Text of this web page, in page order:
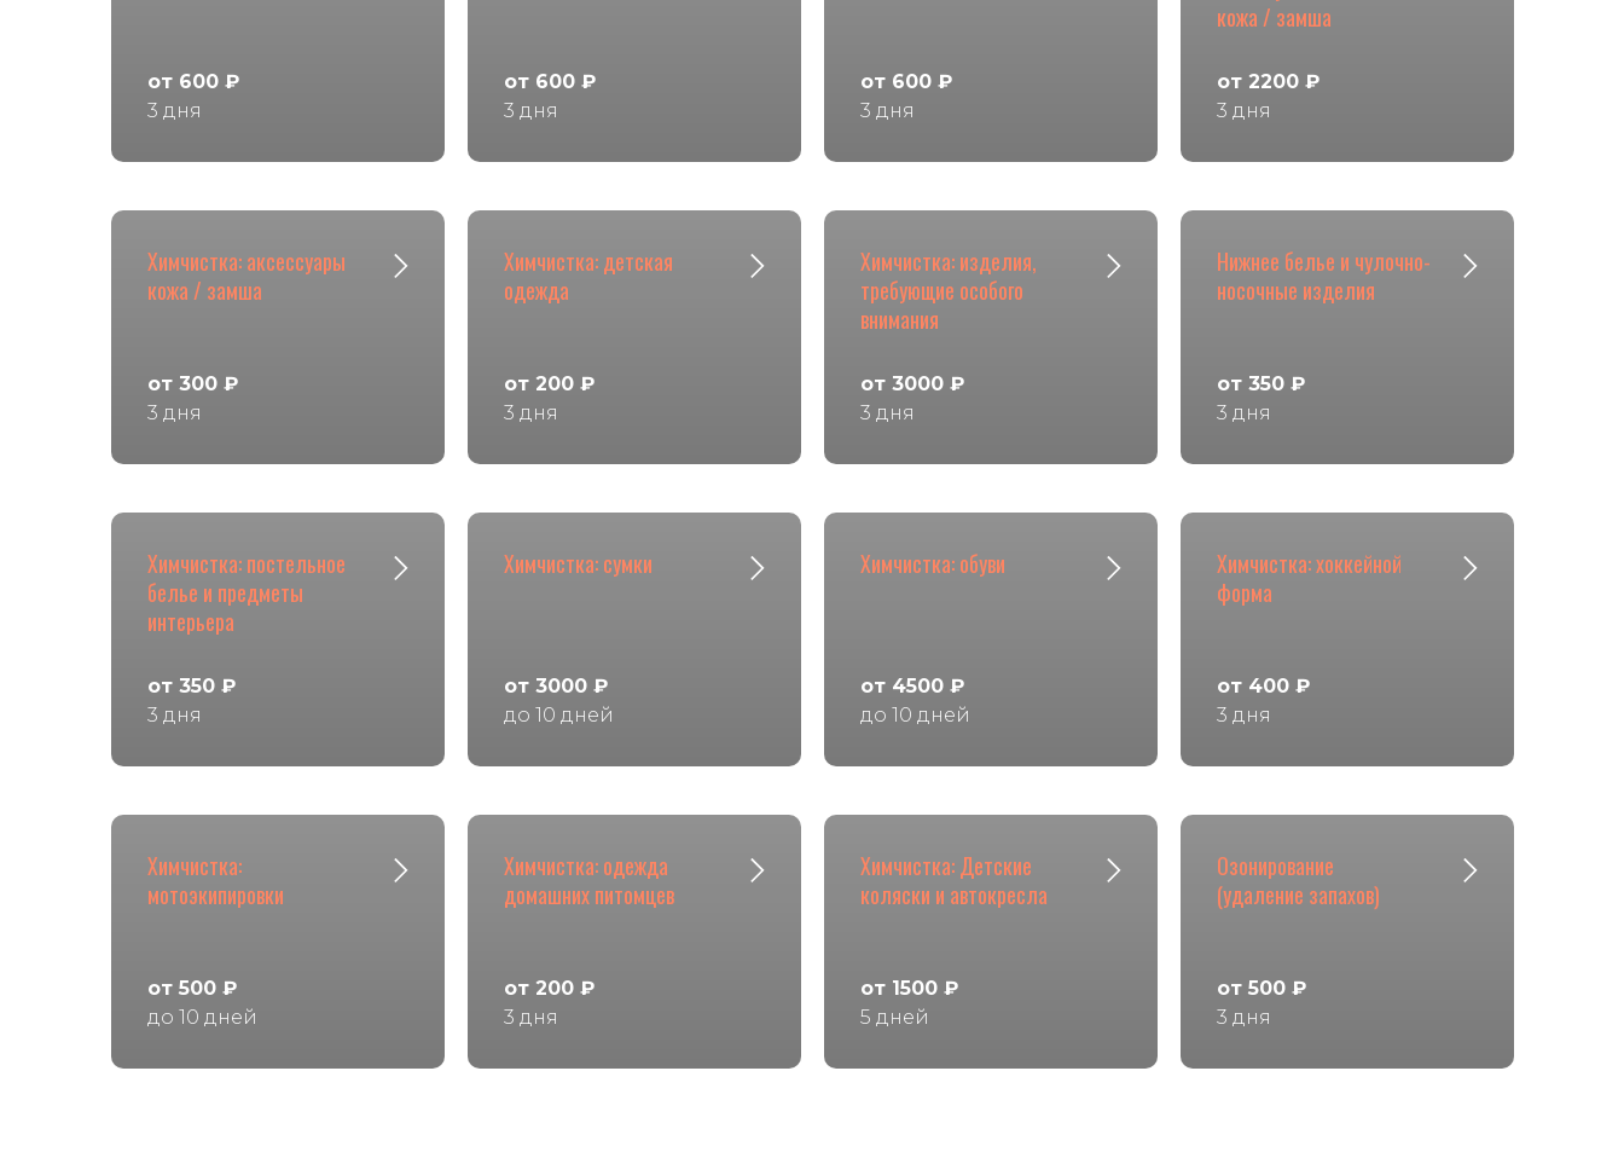
от 600 ₽
3 дня
от 600 ₽
3 дня
от 600 ₽
3 дня
кожа / замша
от 2200 ₽
3 дня
Химчистка: аксессуары
кожа / замша
от 300 ₽
3 дня
Химчистка: детская
одежда
от 200 ₽
3 дня
Химчистка: изделия,
требующие особого
внимания
от 3000 ₽
3 дня
Нижнее белье и чулочно-
носочные изделия
от 350 ₽
3 дня
Химчистка: постельное
белье и предметы
интерьера
от 350 ₽
3 дня
Химчистка: сумки
от 3000 ₽
до 10 дней
Химчистка: обуви
от 4500 ₽
до 10 дней
Химчистка: хоккейной
форма
от 400 ₽
3 дня
Химчистка:
мотоэкипировки
от 500 ₽
до 10 дней
Химчистка: одежда
домашних питомцев
от 200 ₽
3 дня
Химчистка: Детские
коляски и автокресла
от 1500 ₽
5 дней
Озонирование
(удаление запахов)
от 500 ₽
3 дня